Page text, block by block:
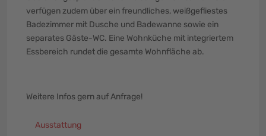
verfügen zudem über ein freundliches, weißgefliestes
Badezimmer mit Dusche und Badewanne sowie ein
separates Gäste-WC. Eine Wohnküche mit integriertem
Essbereich rundet die gesamte Wohnfläche ab.
Weitere Infos gern auf Anfrage!
Ausstattung